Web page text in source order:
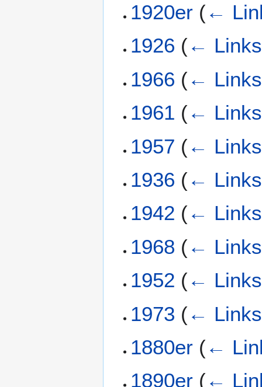
1920er (←
1926 (← Links
1966 (← Links
1961 (← Links
1957 (← Links
1936 (← Links
1942 (← Links
1968 (← Links
1952 (← Links
1973 (← Links
1880er (←
1890er (←